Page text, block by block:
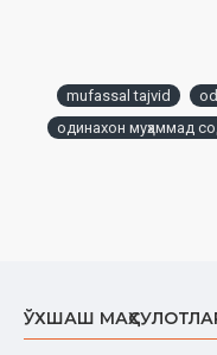
давом этмоқда,
камолига етмоқда.
олиб, имом Осим
mufassal tajvid
одинахон муҳаммад
ЎХШАШ